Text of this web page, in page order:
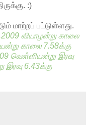
:)
மாற்றப் பட்டுள்ளது.
வியாழன்று காலை
காலை 7.58க்கு
வெள்ளியன்று இரவு
இரவு 6.43க்கு